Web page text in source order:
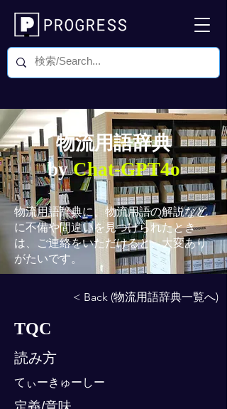
物流用語辞典
byChat-GPT4o
物流用語辞典に、物流用語の解説など
に不備や間違いを見つけられたとき
は、ご連絡をいただけると、大変あり
がたいです。
< Back (物流用語辞典一覧へ)
TQC
読み方
てぃーきゅーしー